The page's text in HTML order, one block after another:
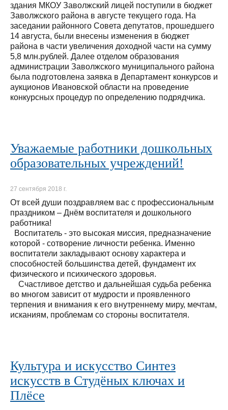
здания МКОУ Заволжский лицей поступили в бюджет
Заволжского района в августе текущего года. На
заседании районного Совета депутатов, прошедшего
14 августа, были внесены изменения в бюджет
района в части увеличения доходной части на сумму
5,8 млн.рублей. Далее отделом образования
администрации Заволжского муниципального района
была подготовлена заявка в Департамент конкурсов и
аукционов Ивановской области на проведение
конкурсных процедур по определению подрядчика.
Уважаемые работники дошкольных
образовательных учреждений!
27 сентября 2018 г.
От всей души поздравляем вас с профессиональным
праздником – Днём воспитателя и дошкольного
работника!
Воспитатель - это высокая миссия, предназначение
которой - сотворение личности ребенка. Именно
воспитатели закладывают основу характера и
способностей большинства детей, фундамент их
физического и психического здоровья.
Счастливое детство и дальнейшая судьба ребенка
во многом зависит от мудрости и проявленного
терпения и внимания к его внутреннему миру, мечтам,
исканиям, проблемам со стороны воспитателя.
Культура и искусство Синтез
искусств в Студёных ключах и
Плёсе